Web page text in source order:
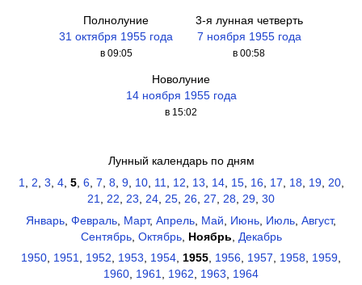
Полнолуние
31 октября 1955 года
в 09:05
3-я лунная четверть
7 ноября 1955 года
в 00:58
Новолуние
14 ноября 1955 года
в 15:02
Лунный календарь по дням
1
2 3 4, 5, 6, 7 8 9, 10, 11 12 13 14, 15, 16, 17 18 19, 20,
21
22 23 24 25 26 27 28 29 30
Январь Февраль Март, Апрель Май Июнь Июль Август,
Сентябрь, Октябрь, Ноябрь
Декабрь
1950, 1951, 1952, 1953, 1954, 1955, 1956, 1957, 1958, 1959,
1960, 1961, 1962, 1963, 1964